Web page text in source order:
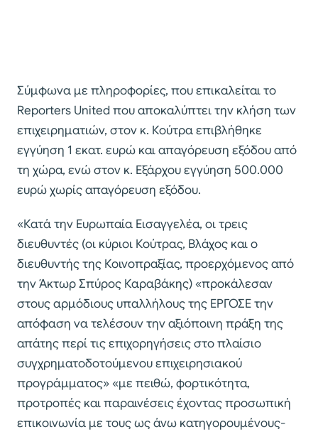
Σύμφωνα με πληροφορίες, που επικαλείται το
Reporters United που αποκαλύπτει την κλήση των
επιχειρηματιών, στον κ. Κούτρα επιβλήθηκε
εγγύηση 1 εκατ. ευρώ και απαγόρευση εξόδου από
τη χώρα, ενώ στον κ. Εξάρχου εγγύηση 500.000
ευρώ χωρίς απαγόρευση εξόδου.
«Κατά την Ευρωπαία Εισαγγελέα, οι τρεις
διευθυντές (οι κύριοι Κούτρας, Βλάχος και ο
διευθυντής της Κοινοπραξίας, προερχόμενος από
την Άκτωρ Σπύρος Καραβάκης) «προκάλεσαν
στους αρμόδιους υπαλλήλους της ΕΡΓΟΣΕ την
απόφαση να τελέσουν την αξιόποινη πράξη της
απάτης περί τις επιχορηγήσεις στο πλαίσιο
συγχρηματοδοτούμενου επιχειρησιακού
προγράμματος» «με πειθώ, φορτικότητα,
προτροπές και παραινέσεις έχοντας προσωπική
επικοινωνία με τους ως άνω κατηγορουμένους-